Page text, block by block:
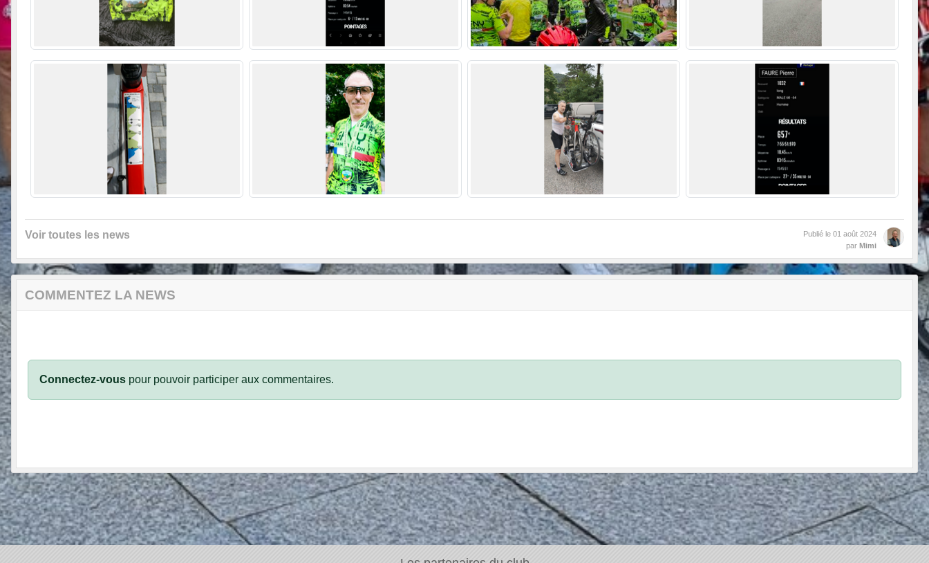
Voir toutes les news Publié le 01 août 2024
par Mimi
COMMENTEZ LA NEWS
Connectez-vous pour pouvoir participer aux commentaires.